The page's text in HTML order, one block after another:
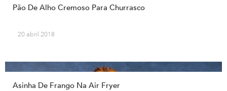
Pão De Alho Cremoso Para Churrasco
20 abril 2018
Asinha De Frango Na Air Fryer